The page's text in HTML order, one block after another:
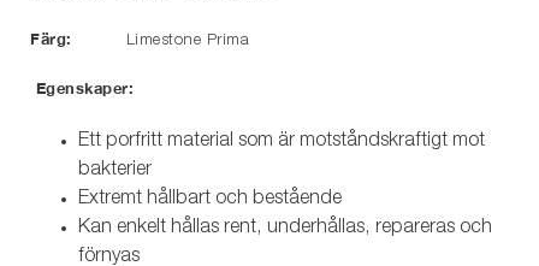
Färg: Limestone Prima
Egenskaper:
Ett porfritt material som är motståndskraftigt mot
bakterier
Extremt hållbart och bestående
Kan enkelt hållas rent, underhållas, repareras och
förnyas